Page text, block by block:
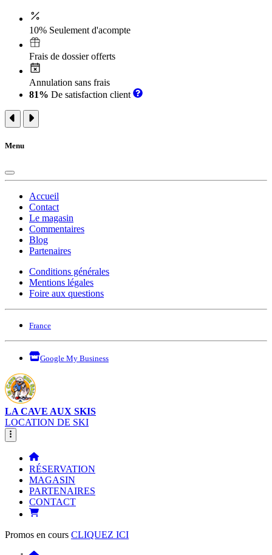
10% Seulement d'acompte
Frais de dossier offerts
Annulation sans frais
81% De satisfaction client
Menu
Accueil
Contact
Le magasin
Commentaires
Blog
Partenaires
Conditions générales
Mentions légales
Foire aux questions
France
Google My Business
LA CAVE AUX SKIS
LOCATION DE SKI
RÉSERVATION
MAGASIN
PARTENAIRES
CONTACT
Promos en cours CLIQUEZ ICI